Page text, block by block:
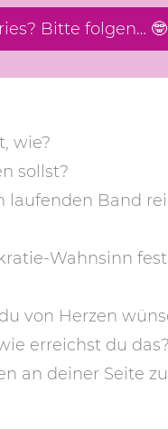
Bitte folgen… 🤓
wie?
sollst?
Band
Wahnsinn
von Herzen
erreichst du das?
an deiner Seite